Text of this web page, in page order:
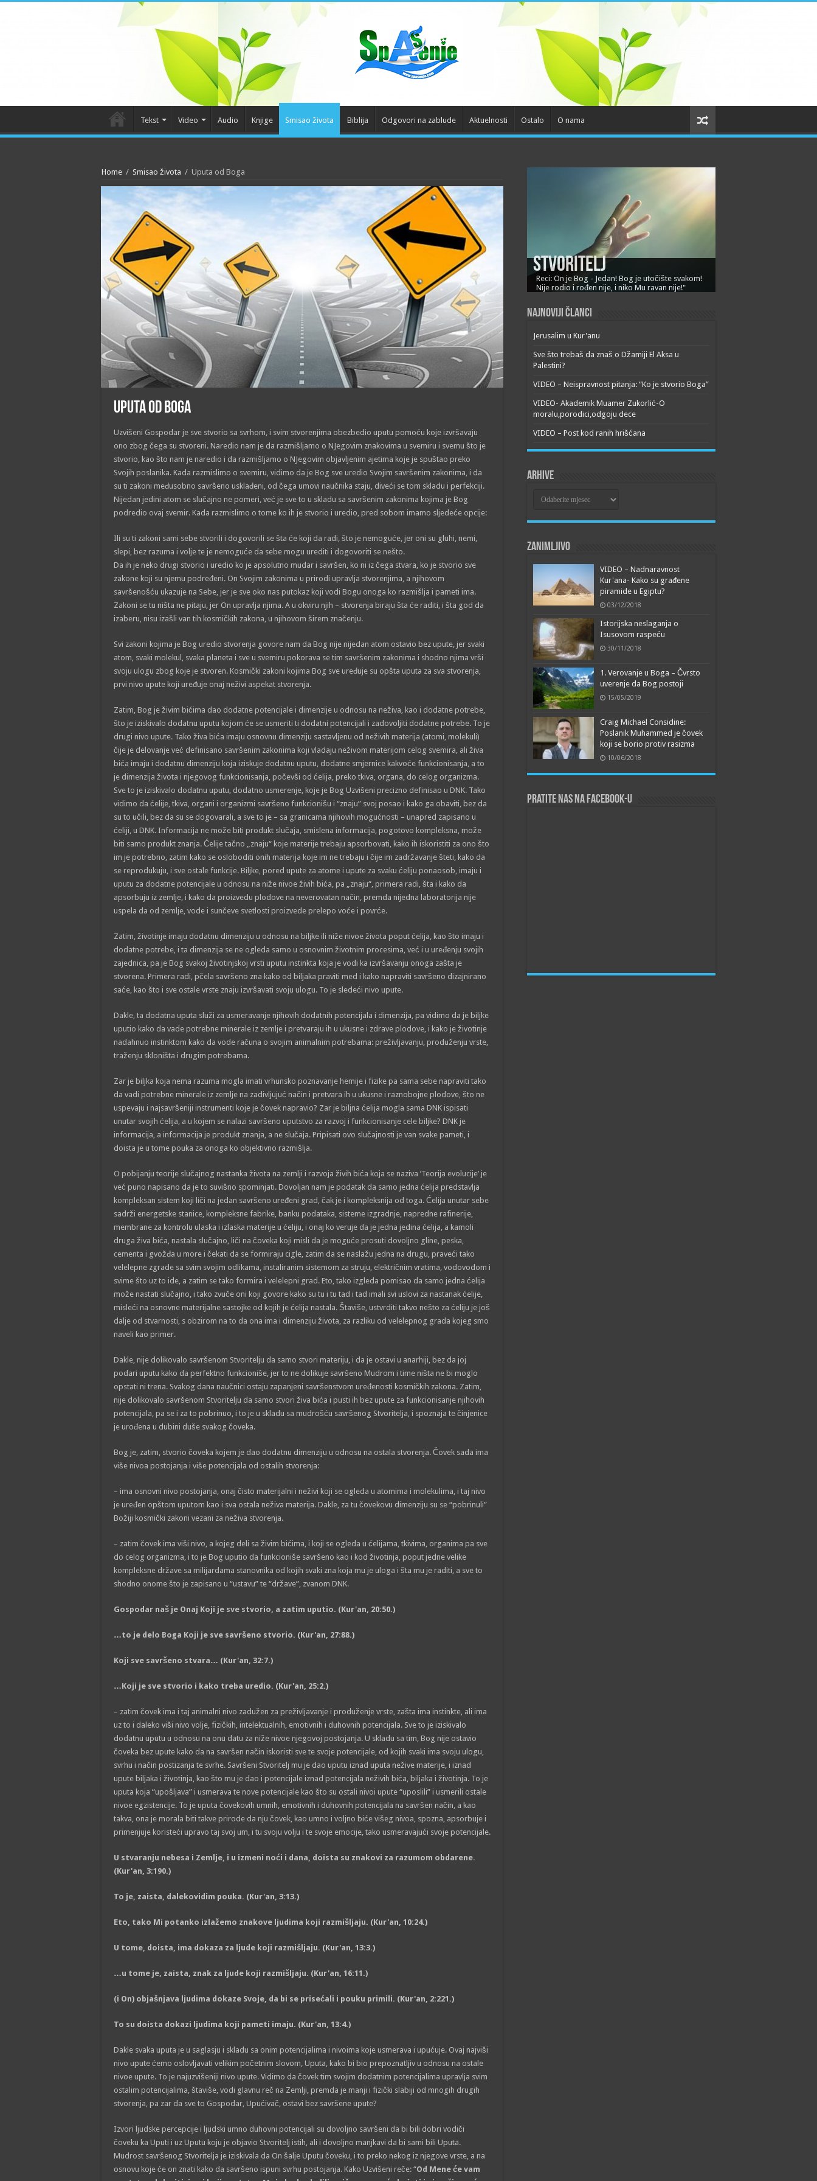
Tekst Video Audio Knjige Smisao života Biblija Odgovori na zablude Aktuelnosti Ostalo O nama
Home / Smisao života / Uputa od Boga
Uputa od Boga
Uzvišeni Gospodar je sve stvorio sa svrhom, i svim stvorenjima obezbedio uputu pomoću koje izvršavaju
ono zbog čega su stvoreni. Naredio nam je da razmišljamo o NJegovim znakovima u svemiru i svemu što je
stvorio, kao što nam je naredio i da razmišljamo o NJegovim objavljenim ajetima koje je spuštao preko
Svojih poslanika. Kada razmislimo o svemiru, vidimo da je Bog sve uredio Svojim savršenim zakonima, i da
su ti zakoni međusobno savršeno usklađeni, od čega umovi naučnika staju, diveći se tom skladu i perfekciji.
Nijedan jedini atom se slučajno ne pomeri, već je sve to u skladu sa savršenim zakonima kojima je Bog
podredio ovaj svemir. Kada razmislimo o tome ko ih je stvorio i uredio, pred sobom imamo sljedeće opcije:
Ili su ti zakoni sami sebe stvorili i dogovorili se šta će koji da radi, što je nemoguće, jer oni su gluhi, nemi,
slepi, bez razuma i volje te je nemoguće da sebe mogu urediti i dogovoriti se nešto.
Da ih je neko drugi stvorio i uredio ko je apsolutno mudar i savršen, ko ni iz čega stvara, ko je stvorio sve
zakone koji su njemu podređeni. On Svojim zakonima u prirodi upravlja stvorenjima, a njihovom
savršenošću ukazuje na Sebe, jer je sve oko nas putokaz koji vodi Bogu onoga ko razmišlja i pameti ima.
Zakoni se tu ništa ne pitaju, jer On upravlja njima. A u okviru njih – stvorenja biraju šta će raditi, i šta god da
izaberu, nisu izašli van tih kosmičkih zakona, u njihovom širem značenju.
Svi zakoni kojima je Bog uredio stvorenja govore nam da Bog nije nijedan atom ostavio bez upute, jer svaki
atom, svaki molekul, svaka planeta i sve u svemiru pokorava se tim savršenim zakonima i shodno njima vrši
svoju ulogu zbog koje je stvoren. Kosmički zakoni kojima Bog sve uređuje su opšta uputa za sva stvorenja,
prvi nivo upute koji uređuje onaj neživi aspekat stvorenja.
Zatim, Bog je živim bićima dao dodatne potencijale i dimenzije u odnosu na neživa, kao i dodatne potrebe,
što je iziskivalo dodatnu uputu kojom će se usmeriti ti dodatni potencijali i zadovoljiti dodatne potrebe. To je
drugi nivo upute. Tako živa bića imaju osnovnu dimenziju sastavljenu od neživih materija (atomi, molekuli)
čije je delovanje već definisano savršenim zakonima koji vladaju neživom materijom celog svemira, ali živa
bića imaju i dodatnu dimenziju koja iziskuje dodatnu uputu, dodatne smjernice kakvoće funkcionisanja, a to
je dimenzija života i njegovog funkcionisanja, počevši od ćelija, preko tkiva, organa, do celog organizma.
Sve to je iziskivalo dodatnu uputu, dodatno usmerenje, koje je Bog Uzvišeni precizno definisao u DNK. Tako
vidimo da ćelije, tkiva, organi i organizmi savršeno funkcionišu i “znaju” svoj posao i kako ga obaviti, bez da
su to učili, bez da su se dogovarali, a sve to je – sa granicama njihovih mogućnosti – unapred zapisano u
ćeliji, u DNK. Informacija ne može biti produkt slučaja, smislena informacija, pogotovo kompleksna, može
biti samo produkt znanja. Ćelije tačno „znaju“ koje materije trebaju apsorbovati, kako ih iskoristiti za ono što
im je potrebno, zatim kako se osloboditi onih materija koje im ne trebaju i čije im zadržavanje šteti, kako da
se reprodukuju, i sve ostale funkcije. Biljke, pored upute za atome i upute za svaku ćeliju ponaosob, imaju i
uputu za dodatne potencijale u odnosu na niže nivoe živih bića, pa „znaju“, primera radi, šta i kako da
apsorbuju iz zemlje, i kako da proizvedu plodove na neverovatan način, premda nijedna laboratorija nije
uspela da od zemlje, vode i sunčeve svetlosti proizvede prelepo voće i povrće.
Zatim, životinje imaju dodatnu dimenziju u odnosu na biljke ili niže nivoe života poput ćelija, kao što imaju i
dodatne potrebe, i ta dimenzija se ne ogleda samo u osnovnim životnim procesima, već i u uređenju svojih
zajednica, pa je Bog svakoj životinjskoj vrsti uputu instinkta koja je vodi ka izvršavanju onoga zašta je
stvorena. Primera radi, pčela savršeno zna kako od biljaka praviti med i kako napraviti savršeno dizajnirano
saće, kao što i sve ostale vrste znaju izvršavati svoju ulogu. To je sledeći nivo upute.
Dakle, ta dodatna uputa služi za usmeravanje njihovih dodatnih potencijala i dimenzija, pa vidimo da je biljke
uputio kako da vade potrebne minerale iz zemlje i pretvaraju ih u ukusne i zdrave plodove, i kako je životinje
nadahnuo instinktom kako da vode računa o svojim animalnim potrebama: preživljavanju, produženju vrste,
traženju skloništa i drugim potrebama.
Zar je biljka koja nema razuma mogla imati vrhunsko poznavanje hemije i fizike pa sama sebe napraviti tako
da vadi potrebne minerale iz zemlje na zadivljujuć način i pretvara ih u ukusne i raznobojne plodove, što ne
uspevaju i najsavršeniji instrumenti koje je čovek napravio? Zar je biljna ćelija mogla sama DNK ispisati
unutar svojih ćelija, a u kojem se nalazi savršeno uputstvo za razvoj i funkcionisanje cele biljke? DNK je
informacija, a informacija je produkt znanja, a ne slučaja. Pripisati ovo slučajnosti je van svake pameti, i
doista je u tome pouka za onoga ko objektivno razmišlja.
O pobijanju teorije slučajnog nastanka života na zemlji i razvoja živih bića koja se naziva ’Teorija evolucije’ je
već puno napisano da je to suvišno spominjati. Dovoljan nam je podatak da samo jedna ćelija predstavlja
kompleksan sistem koji liči na jedan savršeno uređeni grad, čak je i kompleksnija od toga. Ćelija unutar sebe
sadrži energetske stanice, kompleksne fabrike, banku podataka, sisteme izgradnje, napredne rafinerije,
membrane za kontrolu ulaska i izlaska materije u ćeliju, i onaj ko veruje da je jedna jedina ćelija, a kamoli
druga živa bića, nastala slučajno, liči na čoveka koji misli da je moguće prosuti dovoljno gline, peska,
cementa i gvožđa u more i čekati da se formiraju cigle, zatim da se naslažu jedna na drugu, praveći tako
velelepne zgrade sa svim svojim odlikama, instaliranim sistemom za struju, električnim vratima, vodovodom i
svime što uz to ide, a zatim se tako formira i velelepni grad. Eto, tako izgleda pomisao da samo jedna ćelija
može nastati slučajno, i tako zvuče oni koji govore kako su tu i tu tad i tad imali svi uslovi za nastanak ćelije,
misleći na osnovne materijalne sastojke od kojih je ćelija nastala. Štaviše, ustvrditi takvo nešto za ćeliju je još
dalje od stvarnosti, s obzirom na to da ona ima i dimenziju života, za razliku od velelepnog grada kojeg smo
naveli kao primer.
Dakle, nije dolikovalo savršenom Stvoritelju da samo stvori materiju, i da je ostavi u anarhiji, bez da joj
podari uputu kako da perfektno funkcioniše, jer to ne dolikuje savršeno Mudrom i time ništa ne bi moglo
opstati ni trena. Svakog dana naučnici ostaju zapanjeni savršenstvom uređenosti kosmičkih zakona. Zatim,
nije dolikovalo savršenom Stvoritelju da samo stvori živa bića i pusti ih bez upute za funkcionisanje njihovih
potencijala, pa se i za to pobrinuo, i to je u skladu sa mudrošću savršenog Stvoritelja, i spoznaja te činjenice
je urođena u dubini duše svakog čoveka.
Bog je, zatim, stvorio čoveka kojem je dao dodatnu dimenziju u odnosu na ostala stvorenja. Čovek sada ima
više nivoa postojanja i više potencijala od ostalih stvorenja:
– ima osnovni nivo postojanja, onaj čisto materijalni i neživi koji se ogleda u atomima i molekulima, i taj nivo
je uređen opštom uputom kao i sva ostala neživa materija. Dakle, za tu čovekovu dimenziju su se “pobrinuli”
Božiji kosmički zakoni vezani za neživa stvorenja.
– zatim čovek ima viši nivo, a kojeg deli sa živim bićima, i koji se ogleda u ćelijama, tkivima, organima pa sve
do celog organizma, i to je Bog uputio da funkcioniše savršeno kao i kod životinja, poput jedne velike
kompleksne države sa milijardama stanovnika od kojih svaki zna koja mu je uloga i šta mu je raditi, a sve to
shodno onome što je zapisano u “ustavu” te “države”, zvanom DNK.
Gospodar naš je Onaj Koji je sve stvorio, a zatim uputio. (Kur'an, 20:50.)
…to je delo Boga Koji je sve savršeno stvorio. (Kur'an, 27:88.)
Koji sve savršeno stvara… (Kur'an, 32:7.)
…Koji je sve stvorio i kako treba uredio. (Kur'an, 25:2.)
– zatim čovek ima i taj animalni nivo zadužen za preživljavanje i produženje vrste, zašta ima instinkte, ali ima
uz to i daleko viši nivo volje, fizičkih, intelektualnih, emotivnih i duhovnih potencijala. Sve to je iziskivalo
dodatnu uputu u odnosu na onu datu za niže nivoe njegovoj postojanja. U skladu sa tim, Bog nije ostavio
čoveka bez upute kako da na savršen način iskoristi sve te svoje potencijale, od kojih svaki ima svoju ulogu,
svrhu i način postizanja te svrhe. Savršeni Stvoritelj mu je dao uputu iznad uputa nežive materije, i iznad
upute biljaka i životinja, kao što mu je dao i potencijale iznad potencijala neživih bića, biljaka i životinja. To je
uputa koja “upošljava” i usmerava te nove potencijale kao što su ostali nivoi upute “uposlili” i usmerili ostale
nivoe egzistencije. To je uputa čovekovih umnih, emotivnih i duhovnih potencijala na savršen način, a kao
takva, ona je morala biti takve prirode da nju čovek, kao umno i voljno biće višeg nivoa, spozna, apsorbuje i
primenjuje koristeći upravo taj svoj um, i tu svoju volju i te svoje emocije, tako usmeravajući svoje potencijale.
U stvaranju nebesa i Zemlje, i u izmeni noći i dana, doista su znakovi za razumom obdarene.
(Kur'an, 3:190.)
To je, zaista, dalekovidim pouka. (Kur'an, 3:13.)
Eto, tako Mi potanko izlažemo znakove ljudima koji razmišljaju. (Kur'an, 10:24.)
U tome, doista, ima dokaza za ljude koji razmišljaju. (Kur'an, 13:3.)
…u tome je, zaista, znak za ljude koji razmišljaju. (Kur'an, 16:11.)
(i On) objašnjava ljudima dokaze Svoje, da bi se prisećali i pouku primili. (Kur'an, 2:221.)
To su doista dokazi ljudima koji pameti imaju. (Kur'an, 13:4.)
Dakle svaka uputa je u saglasju i skladu sa onim potencijalima i nivoima koje usmerava i upućuje. Ovaj najviši
nivo upute ćemo oslovljavati velikim početnim slovom, Uputa, kako bi bio prepoznatljiv u odnosu na ostale
nivoe upute. To je najuzvišeniji nivo upute. Vidimo da čovek tim svojim dodatnim potencijalima upravlja svim
ostalim potencijalima, štaviše, vodi glavnu reč na Zemlji, premda je manji i fizički slabiji od mnogih drugih
stvorenja, pa zar da sve to Gospodar, Upućivač, ostavi bez savršene upute?
Izvori ljudske percepcije i ljudski umno duhovni potencijali su dovoljno savršeni da bi bili dobri vodiči
čoveku ka Uputi i uz Uputu koju je objavio Stvoritelj istih, ali i dovoljno manjkavi da bi sami bili Uputa.
Mudrost savršenog Stvoritelja je iziskivala da On šalje Uputu čoveku, i to preko nekog iz njegove vrste, a na
osnovu koje će on znati kako da savršeno ispuni svrhu postojanja. Kako Uzvišeni reče: “Od Mene će vam
Stvoritelj
Reci: On je Bog - Jedan! Bog je utočište svakom!
Nije rodio i rođen nije, i niko Mu ravan nije!"
Najnoviji članci
Jerusalim u Kur'anu
Sve što trebaš da znaš o Džamiji El Aksa u
Palestini?
VIDEO – Neispravnost pitanja: “Ko je stvorio Boga”
VIDEO- Akademik Muamer Zukorlić-O
moralu,porodici,odgoju dece
VIDEO – Post kod ranih hrišćana
Arhive
Zanimljivo
VIDEO – Nadnaravnost
Kur'ana- Kako su građene
piramide u Egiptu?
03/12/2018
Istorijska neslaganja o
Isusovom raspeću
30/11/2018
1. Verovanje u Boga – Čvrsto
uverenje da Bog postoji
15/05/2019
Craig Michael Considine:
Poslanik Muhammed je čovek
koji se borio protiv rasizma
10/06/2018
Pratite nas na Facebook-u